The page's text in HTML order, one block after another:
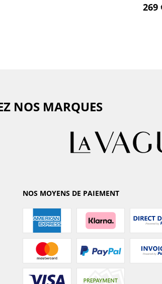
269
NOS MARQUES
NOS MOYENS DE PAIEMENT